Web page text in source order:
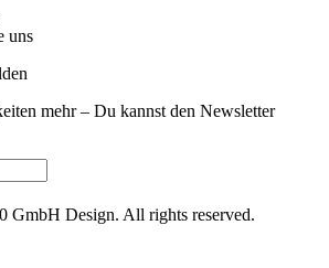
uns
mehr – Du kannst den Newsletter
GmbH Design. All rights reserved.